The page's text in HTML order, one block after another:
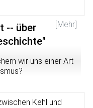
[Mehr]
-- über
wir uns einer Art
Kehl und